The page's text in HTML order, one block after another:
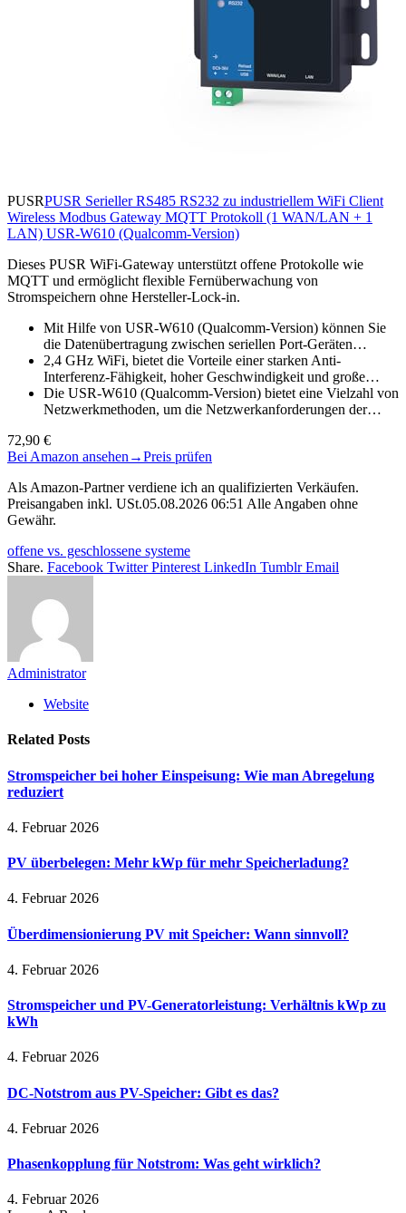
PUSRPUSR Serieller RS485 RS232 zu industriellem WiFi Client
Wireless Modbus Gateway MQTT Protokoll (1 WAN/LAN + 1
LAN) USR-W610 (Qualcomm-Version)
Dieses PUSR WiFi-Gateway unterstützt offene Protokolle wie
MQTT und ermöglicht flexible Fernüberwachung von
Stromspeichern ohne Hersteller-Lock-in.
Mit Hilfe von USR-W610 (Qualcomm-Version) können Sie
die Datenübertragung zwischen seriellen Port-Geräten…
2,4 GHz WiFi, bietet die Vorteile einer starken Anti-
Interferenz-Fähigkeit, hoher Geschwindigkeit und große…
Die USR-W610 (Qualcomm-Version) bietet eine Vielzahl von
Netzwerkmethoden, um die Netzwerkanforderungen der…
72,90 €
Bei Amazon ansehen →Preis prüfen
Als Amazon-Partner verdiene ich an qualifizierten Verkäufen.
Preisangaben inkl. USt.05.08.2026 06:51 Alle Angaben ohne
Gewähr.
offene vs. geschlossene systeme
Share. Facebook Twitter Pinterest LinkedIn Tumblr Email
Administrator
Website
Related Posts
Stromspeicher bei hoher Einspeisung: Wie man Abregelung
reduziert
4. Februar 2026
PV überbelegen: Mehr kWp für mehr Speicherladung?
4. Februar 2026
Überdimensionierung PV mit Speicher: Wann sinnvoll?
4. Februar 2026
Stromspeicher und PV-Generatorleistung: Verhältnis kWp zu
kWh
4. Februar 2026
DC-Notstrom aus PV-Speicher: Gibt es das?
4. Februar 2026
Phasenkopplung für Notstrom: Was geht wirklich?
4. Februar 2026